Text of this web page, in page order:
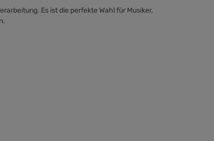
Es ist die perfekte Wahl für Musiker,